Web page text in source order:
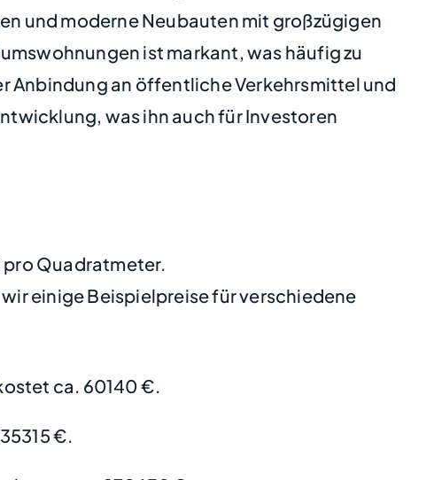
und moderne Neubauten mit großzügigen
ist markant, was häufig zu
Anbindung an öffentliche Verkehrsmittel und
was ihn auch für Investoren
pro Quadratmeter.
einige Beispielpreise für verschiedene
ca. 60140 €.
€.